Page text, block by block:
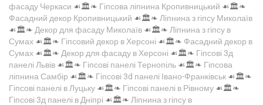
фасаду Черкаси ☙🏛️❧ Гіпсова ліпнина Кропивницький ☙🏛️❧
Фасадний декор Кропивницький ☙🏛️❧ Ліпнина з гіпсу Миколаїв
☙🏛️❧ Декор для фасаду Миколаїв ☙🏛️❧ Ліпнина з гіпсу в
Сумах ☙🏛️❧ Гіпсовий декор в Херсоні ☙🏛️❧ Фасадний декор в
Сумах ☙🏛️❧ Декор для фасаду в Херсоні ☙🏛️❧ Гіпсові 3д
панелі Львів ☙🏛️❧ Гіпсові панелі Тернопіль ☙🏛️❧ Гіпсова
ліпнина Самбір ☙🏛️❧ Гіпсові 3d панелі Івано-Франківськ ☙🏛️❧
Гіпсові панелі в Луцьку ☙🏛️❧ Гіпсові панелі в Рівному ☙🏛️❧
Гіпсові 3д панелі в Дніпрі ☙🏛️❧ Ліпнина з гіпсу в